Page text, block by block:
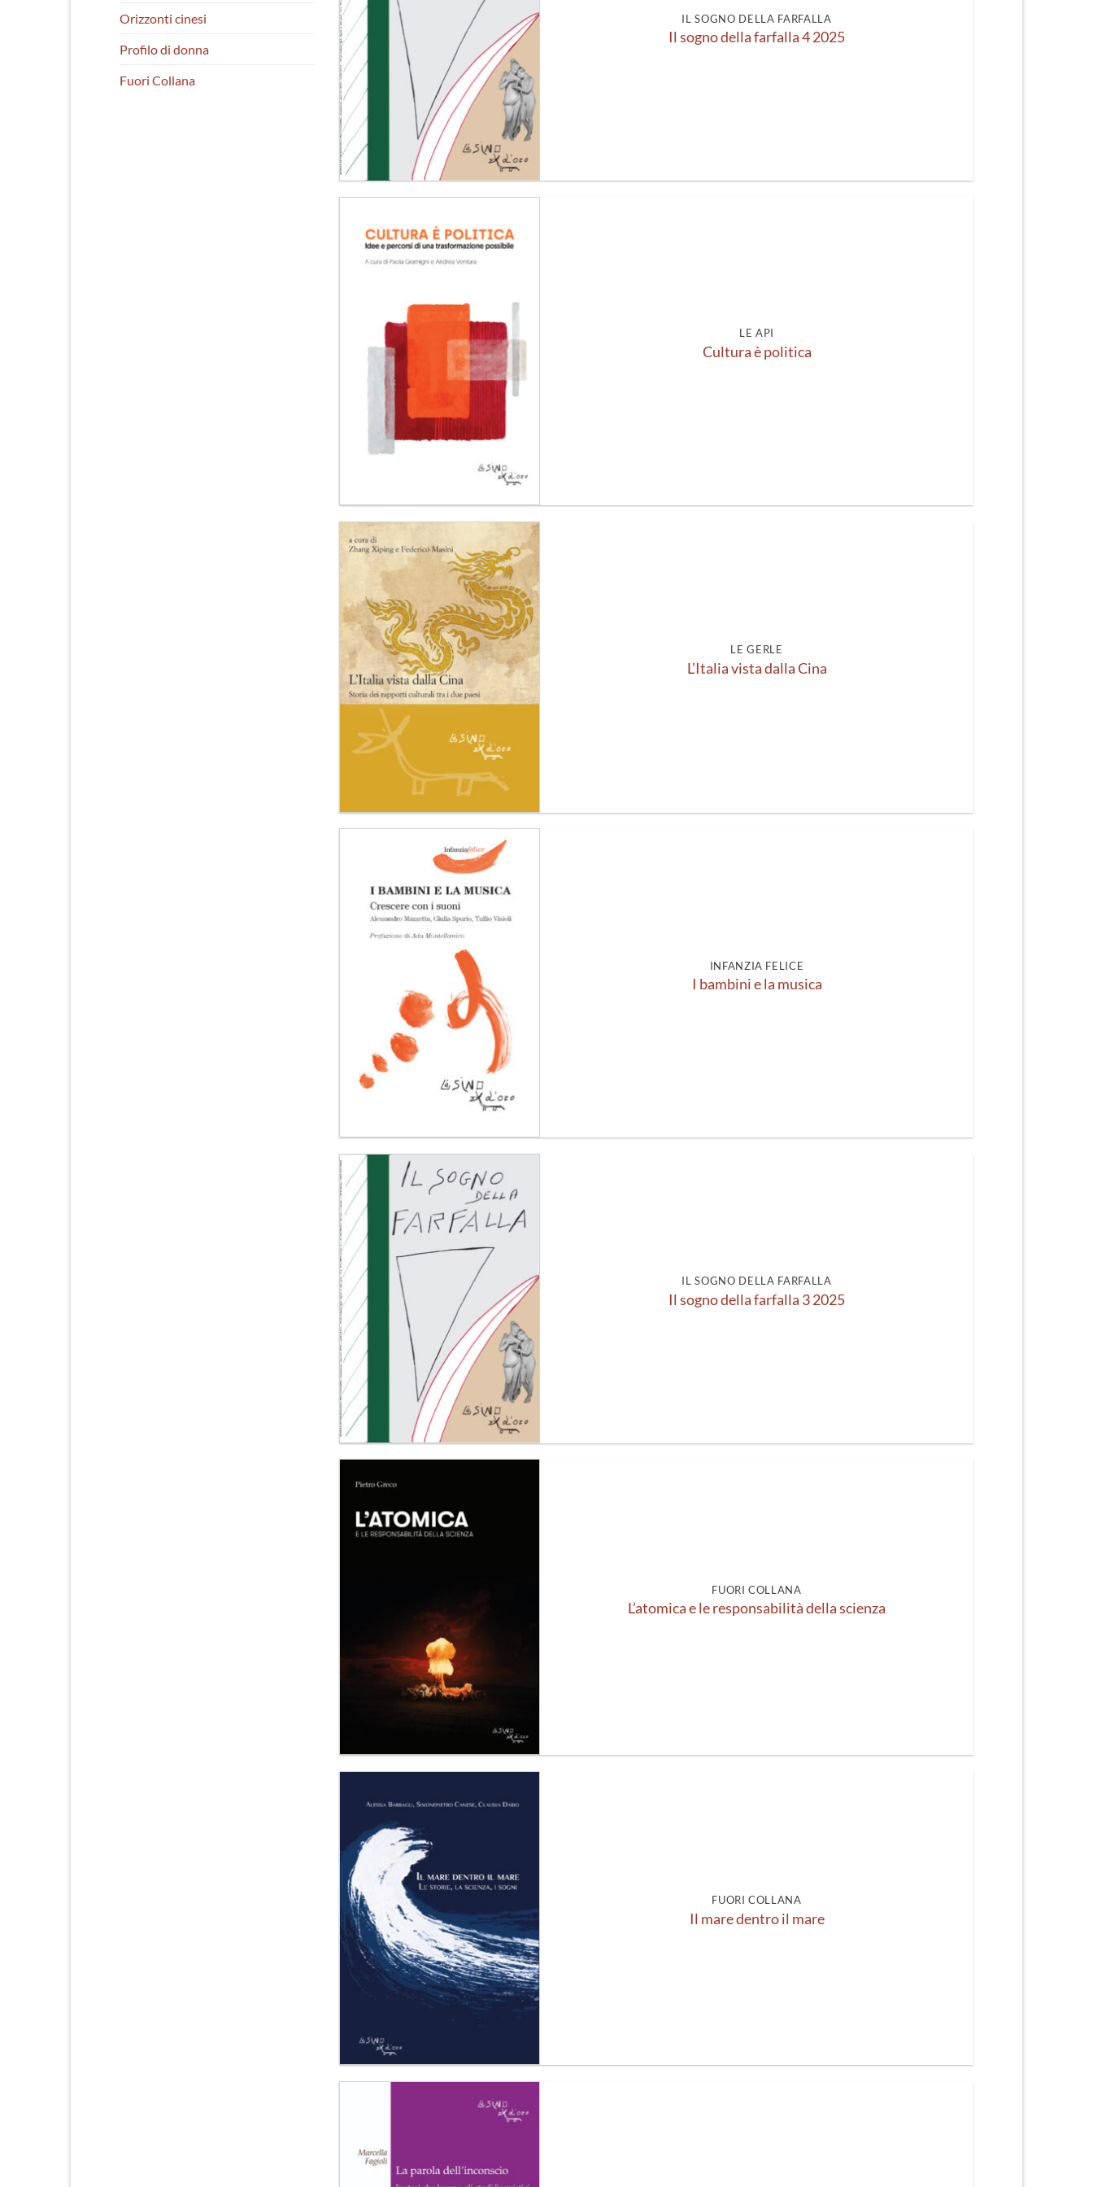
Orizzonti cinesi
Profilo di donna
Fuori Collana
IL SOGNO DELLA FARFALLA
Il sogno della farfalla 4 2025
Aggiungi
LE API
Cultura è politica
Aggiungi
alla lista
dei
desideri
LE GERLE
L’Italia vista dalla Cina
alla lista
dei
INFANZIA FELICE
I bambini e la musica
Aggiungi
alla lista
dei
desideri
IL SOGNO DELLA FARFALLA
Il sogno della farfalla 3 2025
FUORI COLLANA
L’atomica e le responsabilità della scienza
FUORI COLLANA
Il mare dentro il mare
Aggiungi